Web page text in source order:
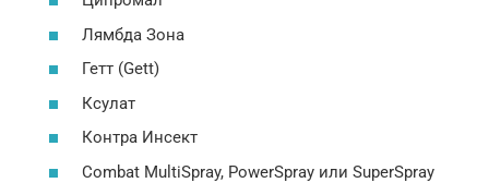
Лямбда Зона
Гетт (Gett)
Ксулат
Контра Инсект
Combat MultiSpray, PowerSpray или SuperSpray